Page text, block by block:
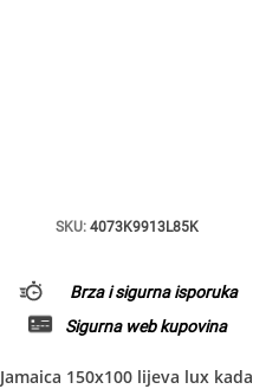
SKU: 4073K9913L85K
Brza i sigurna isporuka
Sigurna web kupovina
Jamaica 150x100 lijeva lux kada